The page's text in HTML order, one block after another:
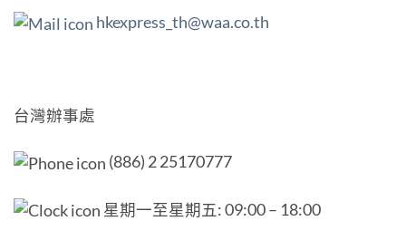
hkexpress_th@waa.co.th
台灣辦事處
(886) 2 25170777
星期一至星期五: 09:00 – 18:00